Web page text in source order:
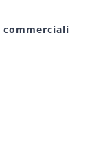
commerciali